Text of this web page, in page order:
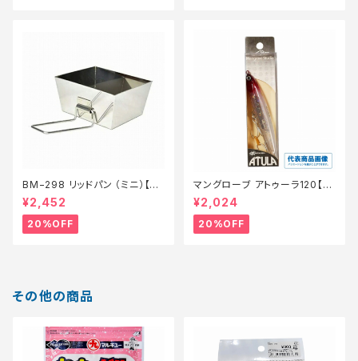
BM−298 リッドパン （ミニ）【特
価装備】【20】
¥2,452
20%OFF
マングローブ アトゥーラ120【特
価ルアー】【20】
¥2,024
20%OFF
その他の商品